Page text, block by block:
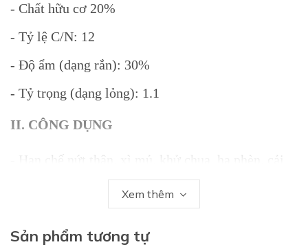
- Chất hữu cơ 20%
- Tỷ lệ C/N: 12
- Độ ẩm (dạng rắn): 30%
- Tỷ trọng (dạng lỏng): 1.1
II. CÔNG DỤNG
- Hạn chế nứt thân, xì mủ, khử chua, hạ phèn, cải
Xem thêm
Sản phẩm tương tự